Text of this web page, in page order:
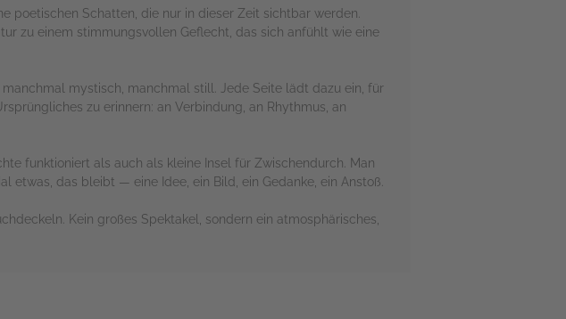
poetischen Schatten, die nur in dieser Zeit sichtbar werden.
zu einem stimmungsvollen Geflecht, das sich anfühlt wie eine
mystisch, manchmal still. Jede Seite lädt dazu ein, für
zu erinnern: an Verbindung, an Rhythmus, an
funktioniert als auch als kleine Insel für Zwischendurch. Man
etwas, das bleibt — eine Idee, ein Bild, ein Gedanke, ein Anstoß.
Kein großes Spektakel, sondern ein atmosphärisches,